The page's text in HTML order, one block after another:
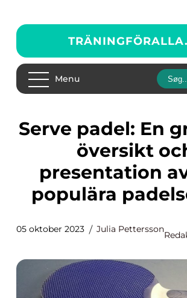
TRÄNINGFÖRALLA.
Menu
Serve padel: En grundlig
översikt
presentation
populära
05 oktober 2023 Julia Pettersson